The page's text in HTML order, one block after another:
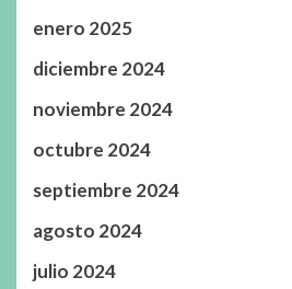
enero 2025
diciembre 2024
noviembre 2024
octubre 2024
septiembre 2024
agosto 2024
julio 2024